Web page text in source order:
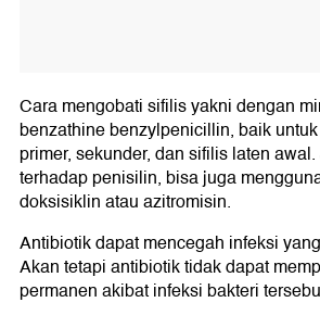
Cara mengobati sifilis yakni dengan
benzathine benzylpenicillin, baik
primer, sekunder, dan sifilis laten
terhadap penisilin, bisa juga
doksisiklin atau azitromisin.
Antibiotik dapat mencegah infeksi
Akan tetapi antibiotik tidak dapat
permanen akibat infeksi bakteri